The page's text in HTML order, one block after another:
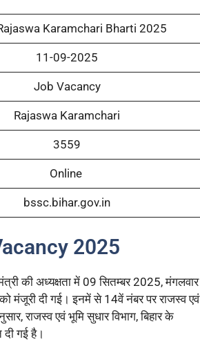
Karamchari Bharti 2025
11-09-2025
Job Vacancy
Rajaswa Karamchari
3559
Online
bssc.bihar.gov.in
2025
की अध्यक्षता में 09 सितम्बर 2025, मंगलवार
को मंजूरी दी गई। इनमें से 14वें नंबर पर राजस्व एवं
राजस्व एवं भूमि सुधार विभाग, बिहार के
दी गई है।